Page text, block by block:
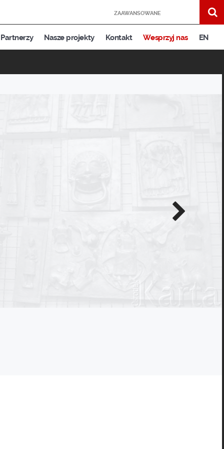
ZAAWANSOWANE
Partnerzy Nasze projekty Kontakt Wesprzyj nas EN
Następne
zdjęcie